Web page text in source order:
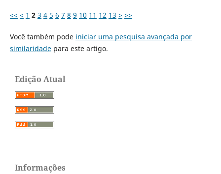
<< < 1 2 3 4 5 6 7 8 9 10 11 12 13 > >>
Você também pode iniciar uma pesquisa avançada por
similaridadepara este artigo.
Edição Atual
Informações